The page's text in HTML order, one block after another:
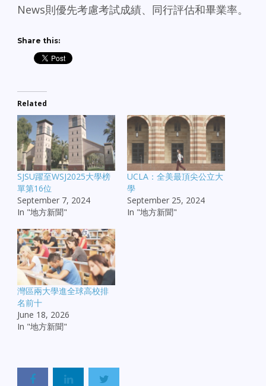
News則優先考慮考試成績、同行評估和畢業率。
Share this:
Related
SJSU躍至WSJ2025大學榜
單第16位
September 7, 2024
In "地方新聞"
UCLA：全美最頂尖公立大
學
September 25, 2024
In "地方新聞"
灣區兩大學進全球高校排
名前十
June 18, 2026
In "地方新聞"